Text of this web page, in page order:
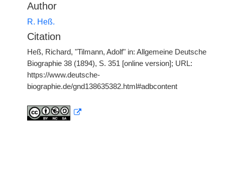
Author
R. Heß.
Citation
Heß, Richard, "Tilmann, Adolf" in: Allgemeine Deutsche
Biographie 38 (1894), S. 351 [online version]; URL:
https://www.deutsche-
biographie.de/gnd138635382.html#adbcontent